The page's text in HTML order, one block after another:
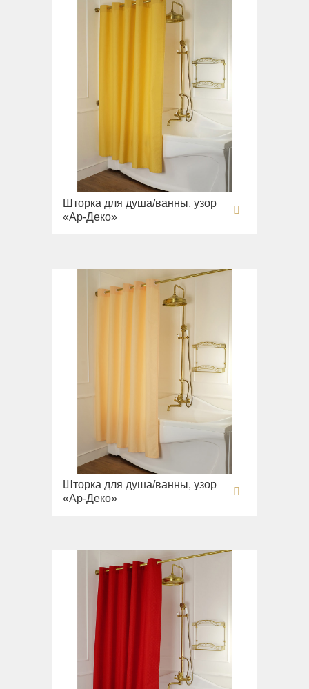
Шторка для душа/ванны, узор
«Ар-Деко»
Шторка для душа/ванны, узор
«Ар-Деко»